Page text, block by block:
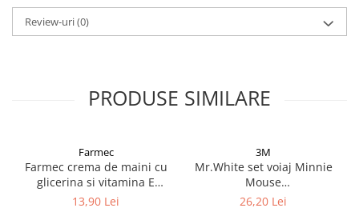
Suplimente alimentare
Vitamine si minerale
Afectiuni respiratorii
Afectiuni osteo-articulare
Afectiuni oftalmologice
Afectiuni cardio-vasculare
Afectiuni urogenitale
Review-uri(0)
PRODUSE SIMILARE
Farmec
Farmec crema de maini cu
glicerina si vitamina E
150ml Zephyr Labs
13,90 Lei
3M
Mr.White set voiaj Minnie
Mouse
periuta+pahar+pasta dinti
26,20 Lei